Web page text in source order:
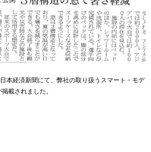
経済新聞にて、弊社の取り扱うスマート・モデュ
載されました。